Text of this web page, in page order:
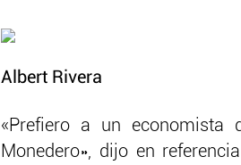
Albert Rivera
«Prefiero a un economista
Monedero», dijo en